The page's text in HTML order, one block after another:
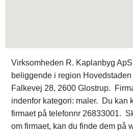
Virksomheden R. Kaplanbyg
beliggende i region
Falkevej 28, 2600 Glostrup.
indenfor kategori: maler. Du kan
firmaet på telefonnr 26833001.
om firmaet, kan du finde dem på